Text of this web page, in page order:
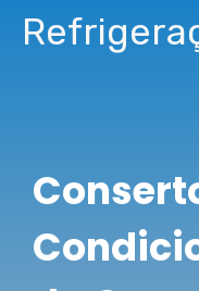
Pular
para